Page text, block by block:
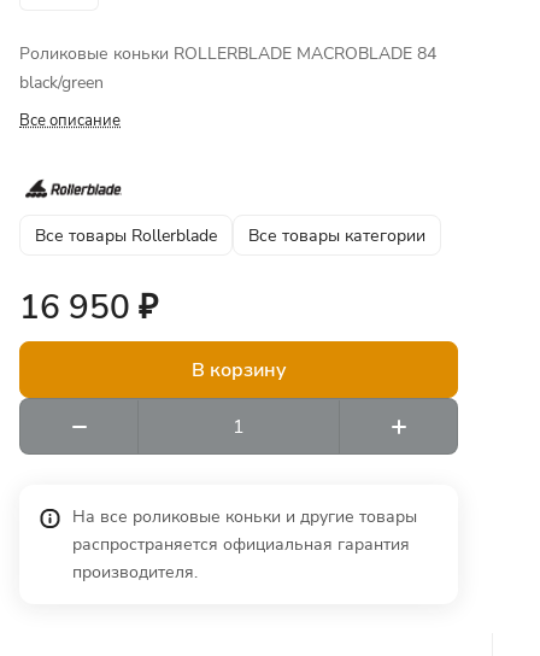
Роликовые коньки ROLLERBLADE MACROBLADE 84
black/green
Все описание
Все товары Rollerblade Все товары категории
16 950 ₽
В корзину
На все роликовые коньки и другие товары
распространяется официальная гарантия
производителя.